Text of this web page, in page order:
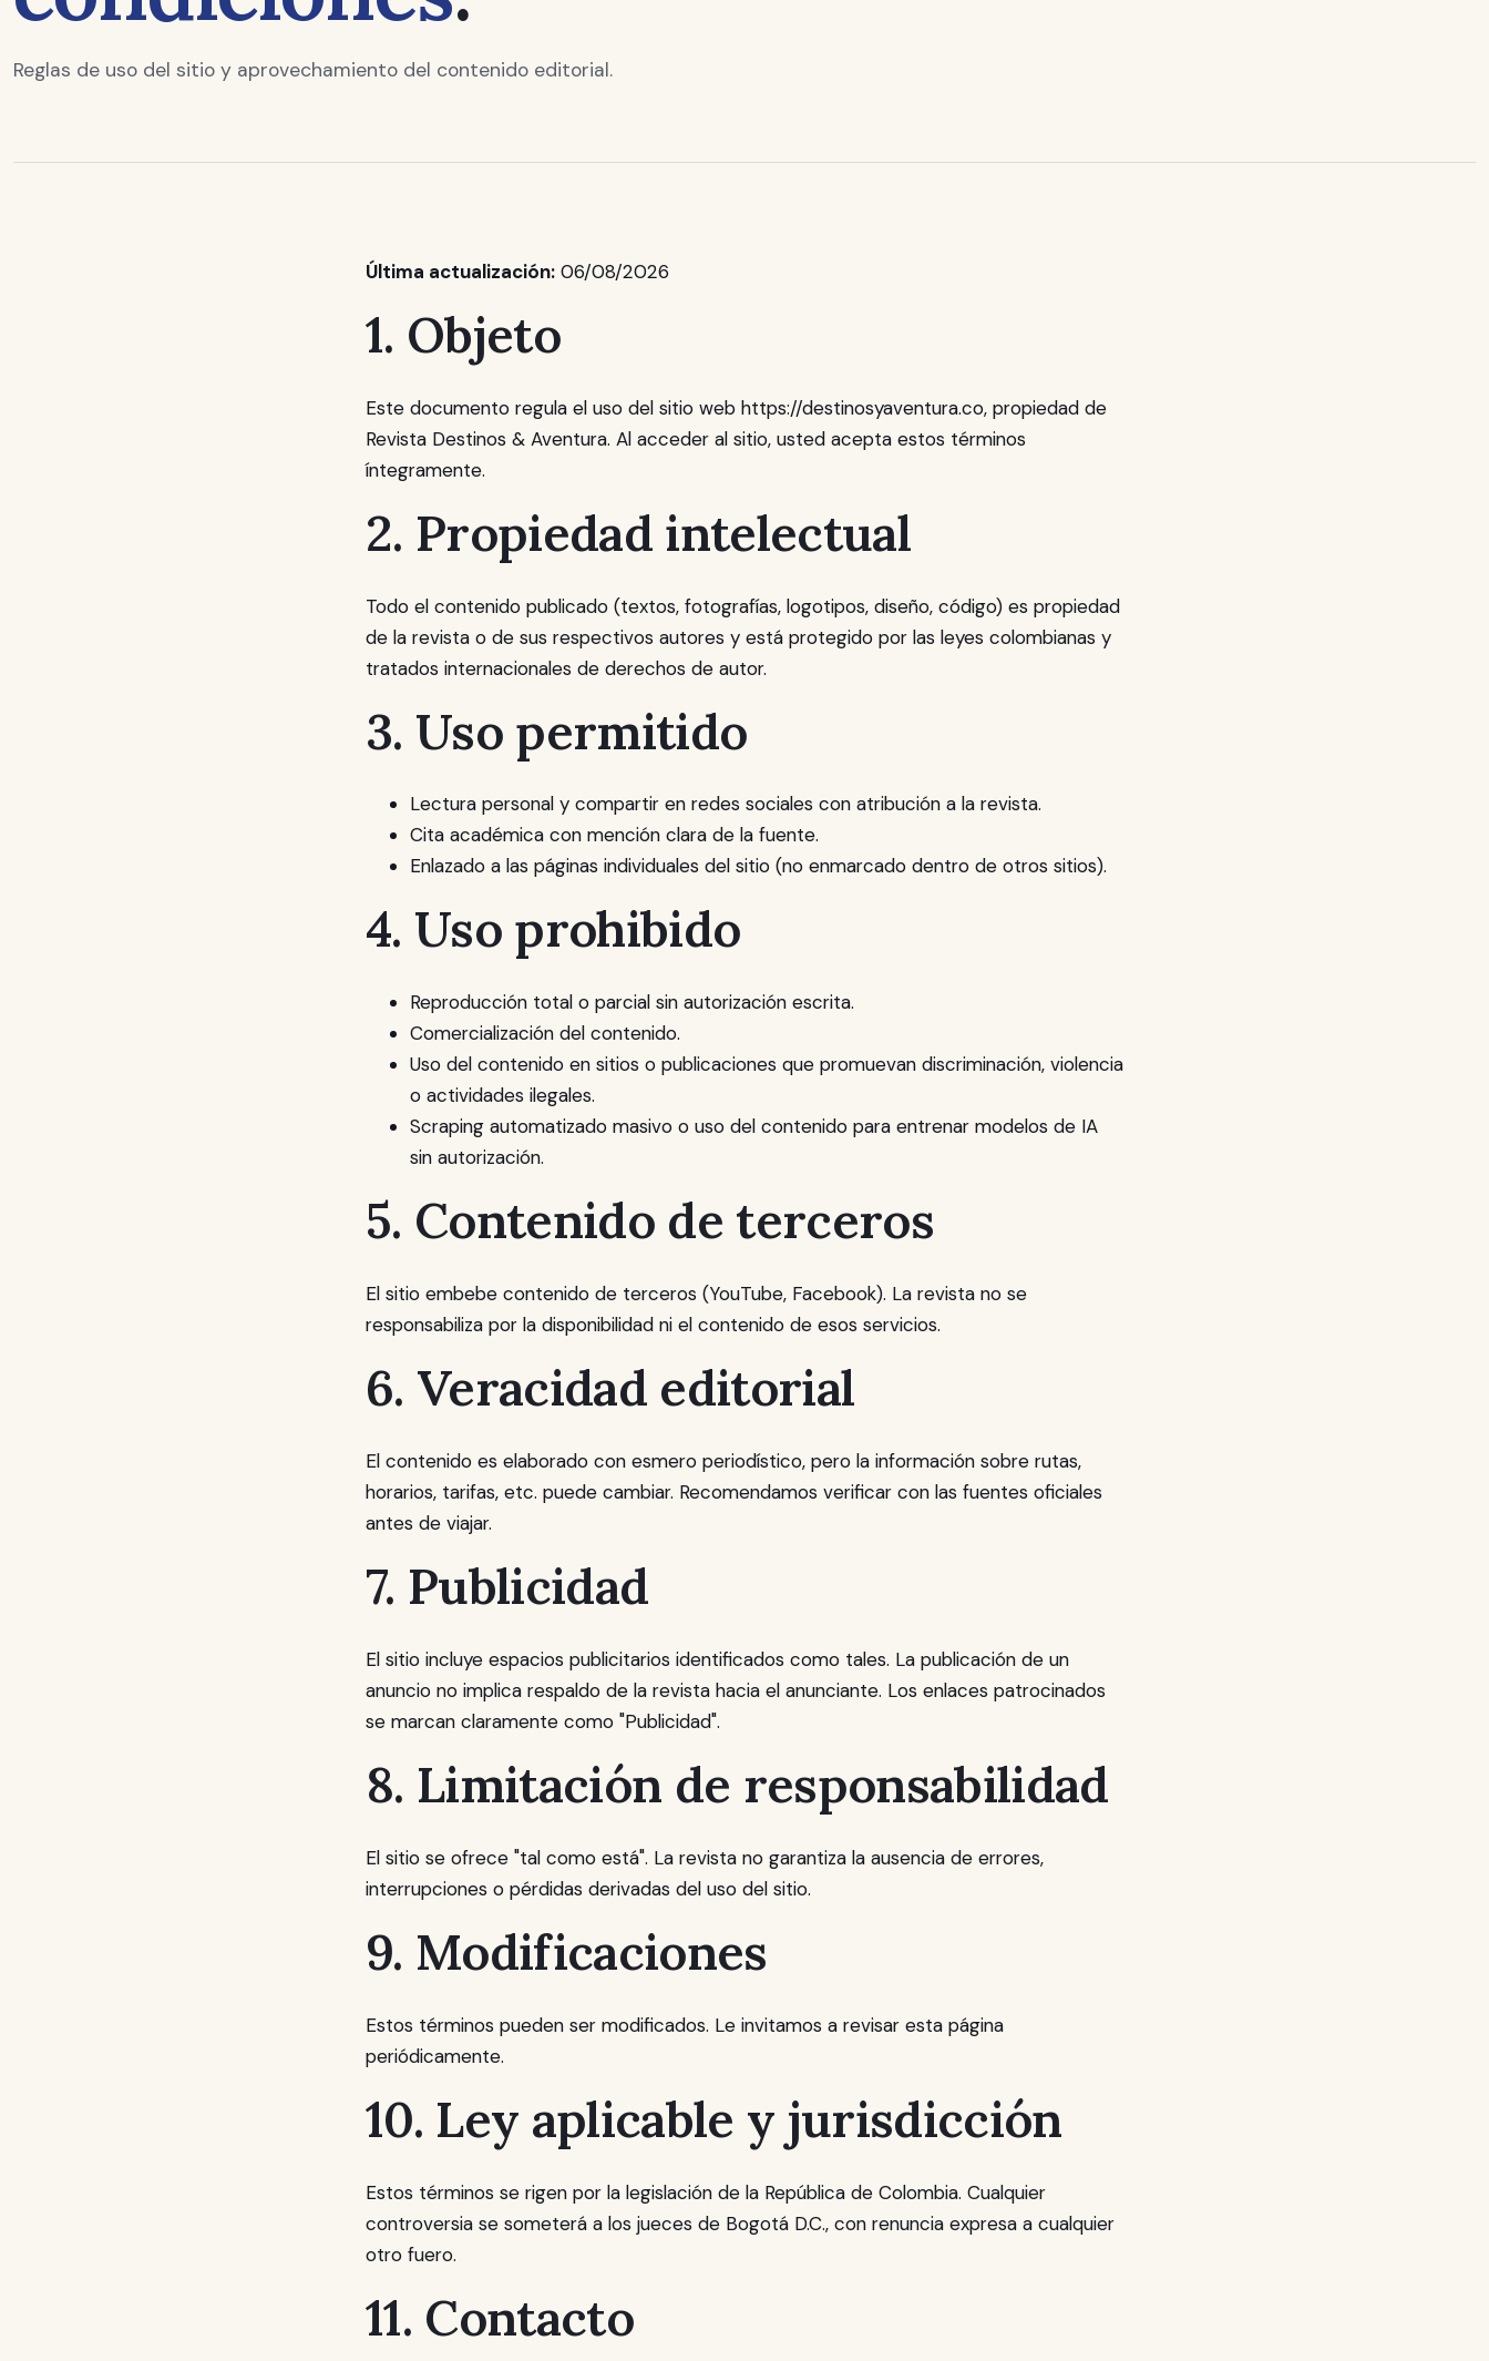
Reglas de uso del sitio y aprovechamiento del contenido editorial.
Última actualización: 06/08/2026
1. Objeto
Este documento regula el uso del sitio web https://destinosyaventura.co, propiedad de
Revista Destinos & Aventura. Al acceder al sitio, usted acepta estos términos
íntegramente.
2. Propiedad intelectual
Todo el contenido publicado (textos, fotografías, logotipos, diseño, código) es propiedad
de la revista o de sus respectivos autores y está protegido por las leyes colombianas y
tratados internacionales de derechos de autor.
3. Uso permitido
Lectura personal y compartir en redes sociales con atribución a la revista.
Cita académica con mención clara de la fuente.
Enlazado a las páginas individuales del sitio (no enmarcado dentro de otros sitios).
4. Uso prohibido
Reproducción total o parcial sin autorización escrita.
Comercialización del contenido.
Uso del contenido en sitios o publicaciones que promuevan discriminación, violencia
o actividades ilegales.
Scraping automatizado masivo o uso del contenido para entrenar modelos de IA
sin autorización.
5. Contenido de terceros
El sitio embebe contenido de terceros (YouTube, Facebook). La revista no se
responsabiliza por la disponibilidad ni el contenido de esos servicios.
6. Veracidad editorial
El contenido es elaborado con esmero periodístico, pero la información sobre rutas,
horarios, tarifas, etc. puede cambiar. Recomendamos verificar con las fuentes oficiales
antes de viajar.
7. Publicidad
El sitio incluye espacios publicitarios identificados como tales. La publicación de un
anuncio no implica respaldo de la revista hacia el anunciante. Los enlaces patrocinados
se marcan claramente como "Publicidad".
8. Limitación de responsabilidad
El sitio se ofrece "tal como está". La revista no garantiza la ausencia de errores,
interrupciones o pérdidas derivadas del uso del sitio.
9. Modificaciones
Estos términos pueden ser modificados. Le invitamos a revisar esta página
periódicamente.
10. Ley aplicable y jurisdicción
Estos términos se rigen por la legislación de la República de Colombia. Cualquier
controversia se someterá a los jueces de Bogotá D.C., con renuncia expresa a cualquier
otro fuero.
11. Contacto